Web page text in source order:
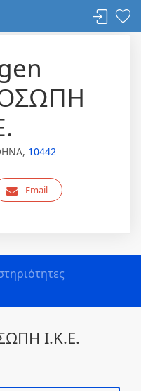
10442
Email
Ι.Κ.Ε.